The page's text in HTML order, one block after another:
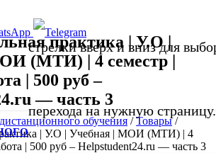
стрелки вверх и вниз для
перехода на нужную
практика | У.О |
(МТИ) | 4 семестр |
| 500 руб –
— часть 3
обучения /Товары/
| У.О | Учебная | МОИ (МТИ) | 4
| 500 руб – Helpstudent24.ru — часть 3